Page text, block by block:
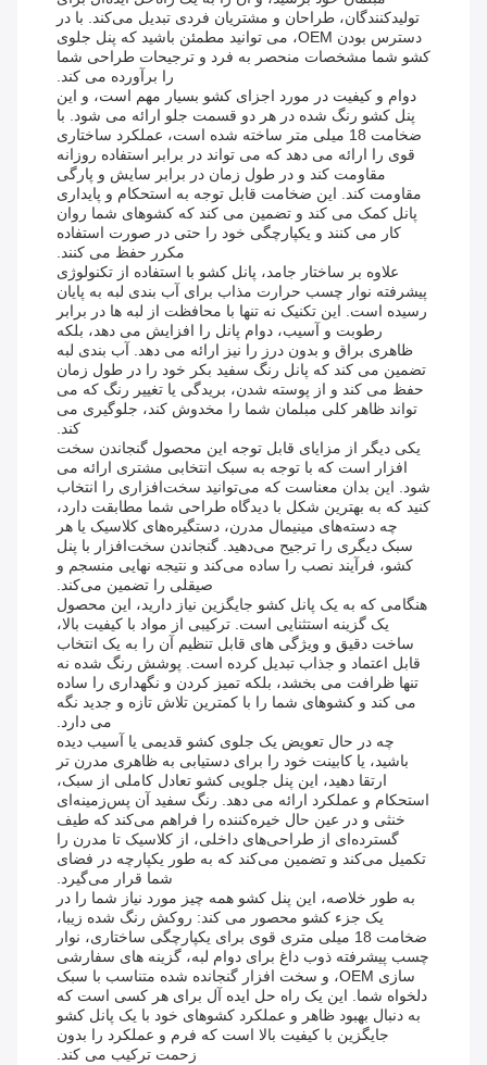
تولیدکنندگان، طراحان و مشتریان فردی تبدیل می‌کند. با در
دسترس بودن OEM، می توانید مطمئن باشید که پنل جلوی
کشو شما مشخصات منحصر به فرد و ترجیحات طراحی شما
را برآورده می کند.
دوام و کیفیت در مورد اجزای کشو بسیار مهم است، و این
پنل کشو رنگ شده در هر دو قسمت جلو ارائه می شود. با
ضخامت 18 میلی متر ساخته شده است، عملکرد ساختاری
قوی را ارائه می دهد که می تواند در برابر استفاده روزانه
مقاومت کند و در طول زمان در برابر سایش و پارگی
مقاومت کند. این ضخامت قابل توجه به استحکام و پایداری
پانل کمک می کند و تضمین می کند که کشوهای شما روان
کار می کنند و یکپارچگی خود را حتی در صورت استفاده
مکرر حفظ می کنند.
علاوه بر ساختار جامد، پانل کشو با استفاده از تکنولوژی
پیشرفته نوار چسب حرارت مذاب برای آب بندی لبه به پایان
رسیده است. این تکنیک نه تنها با محافظت از لبه ها در برابر
رطوبت و آسیب، دوام پانل را افزایش می دهد، بلکه
ظاهری براق و بدون درز را نیز ارائه می دهد. آب بندی لبه
تضمین می کند که پانل رنگ سفید بکر خود را در طول زمان
حفظ می کند و از پوسته شدن، بریدگی یا تغییر رنگ که می
تواند ظاهر کلی مبلمان شما را مخدوش کند، جلوگیری می
کند.
یکی دیگر از مزایای قابل توجه این محصول گنجاندن سخت
افزار است که با توجه به سبک انتخابی مشتری ارائه می
شود. این بدان معناست که می‌توانید سخت‌افزاری را انتخاب
کنید که به بهترین شکل با دیدگاه طراحی شما مطابقت دارد،
چه دسته‌های مینیمال مدرن، دستگیره‌های کلاسیک یا هر
سبک دیگری را ترجیح می‌دهید. گنجاندن سخت‌افزار با پنل
کشو، فرآیند نصب را ساده می‌کند و نتیجه نهایی منسجم و
صیقلی را تضمین می‌کند.
هنگامی که به یک پانل کشو جایگزین نیاز دارید، این محصول
یک گزینه استثنایی است. ترکیبی از مواد با کیفیت بالا،
ساخت دقیق و ویژگی های قابل تنظیم آن را به یک انتخاب
قابل اعتماد و جذاب تبدیل کرده است. پوشش رنگ شده نه
تنها ظرافت می بخشد، بلکه تمیز کردن و نگهداری را ساده
می کند و کشوهای شما را با کمترین تلاش تازه و جدید نگه
می دارد.
چه در حال تعویض یک جلوی کشو قدیمی یا آسیب دیده
باشید، یا کابینت خود را برای دستیابی به ظاهری مدرن تر
ارتقا دهید، این پنل جلویی کشو تعادل کاملی از سبک،
استحکام و عملکرد ارائه می دهد. رنگ سفید آن پس‌زمینه‌ای
خنثی و در عین حال خیره‌کننده را فراهم می‌کند که طیف
گسترده‌ای از طراحی‌های داخلی، از کلاسیک تا مدرن را
تکمیل می‌کند و تضمین می‌کند که به طور یکپارچه در فضای
شما قرار می‌گیرد.
به طور خلاصه، این پنل کشو همه چیز مورد نیاز شما را در
یک جزء کشو محصور می کند: روکش رنگ شده زیبا،
ضخامت 18 میلی متری قوی برای یکپارچگی ساختاری، نوار
چسب پیشرفته ذوب داغ برای دوام لبه، گزینه های سفارشی
سازی OEM، و سخت افزار گنجانده شده متناسب با سبک
دلخواه شما. این یک راه حل ایده آل برای هر کسی است که
به دنبال بهبود ظاهر و عملکرد کشوهای خود با یک پانل کشو
جایگزین با کیفیت بالا است که فرم و عملکرد را بدون
زحمت ترکیب می کند.